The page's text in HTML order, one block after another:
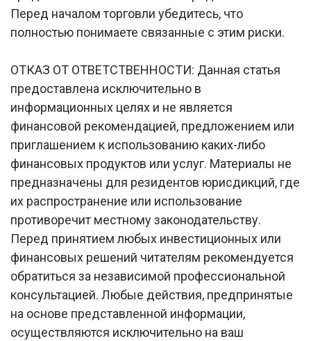
Перед началом торговли убедитесь, что
полностью понимаете связанные с этим риски.
ОТКАЗ ОТ ОТВЕТСТВЕННОСТИ: Данная статья
предоставлена исключительно в
информационных целях и не является
финансовой рекомендацией, предложением или
приглашением к использованию каких-либо
финансовых продуктов или услуг. Материалы не
предназначены для резидентов юрисдикций, где
их распространение или использование
противоречит местному законодательству.
Перед принятием любых инвестиционных или
финансовых решений читателям рекомендуется
обратиться за независимой профессиональной
консультацией. Любые действия, предпринятые
на основе представленной информации,
осуществляются исключительно на ваш